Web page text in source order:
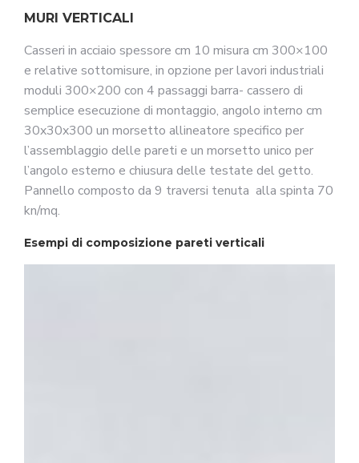
MURI VERTICALI
Casseri in acciaio spessore cm 10 misura cm 300×100
e relative sottomisure, in opzione per lavori industriali
moduli 300×200 con 4 passaggi barra- cassero di
semplice esecuzione di montaggio, angolo interno cm
30x30x300 un morsetto allineatore specifico per
l’assemblaggio delle pareti e un morsetto unico per
l’angolo esterno e chiusura delle testate del getto.
Pannello composto da 9 traversi tenuta alla spinta 70
kn/mq.
Esempi di composizione pareti verticali